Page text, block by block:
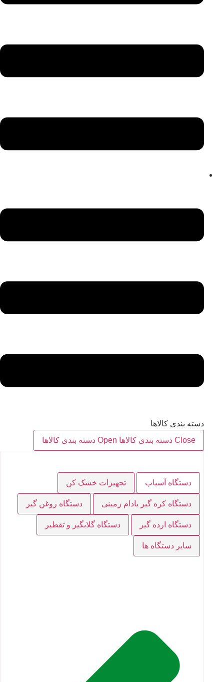
دسته بندی کالاها
Close دسته بندی کالاها
Open دسته بندی کالاها
دستگاه آسیاب تجهیزات خشک کن
دستگاه کره گیر بادام زمینی دستگاه روغن گیر
دستگاه ارده گیر دستگاه گلابگیر و تقطیر
سایر دستگاه ها